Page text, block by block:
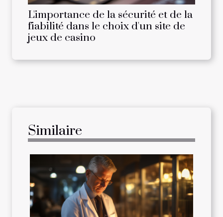
L'importance de la sécurité et de la
fiabilité dans le choix d'un site de
jeux de casino
Similaire